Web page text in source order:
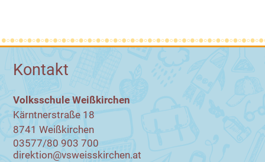
Kontakt
Volksschule Weißkirchen
Kärntnerstraße 18
8741 Weißkirchen
03577/80 903 700
direktion@vsweisskirchen.at